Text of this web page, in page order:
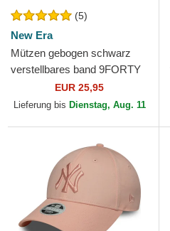
(5)
New Era
Mützen gebogen schwarz
verstellbares band 9FORTY
Essential der New York
Yankees MLB von New Era
EUR 25,95
Lieferung bis Dienstag, Aug. 11